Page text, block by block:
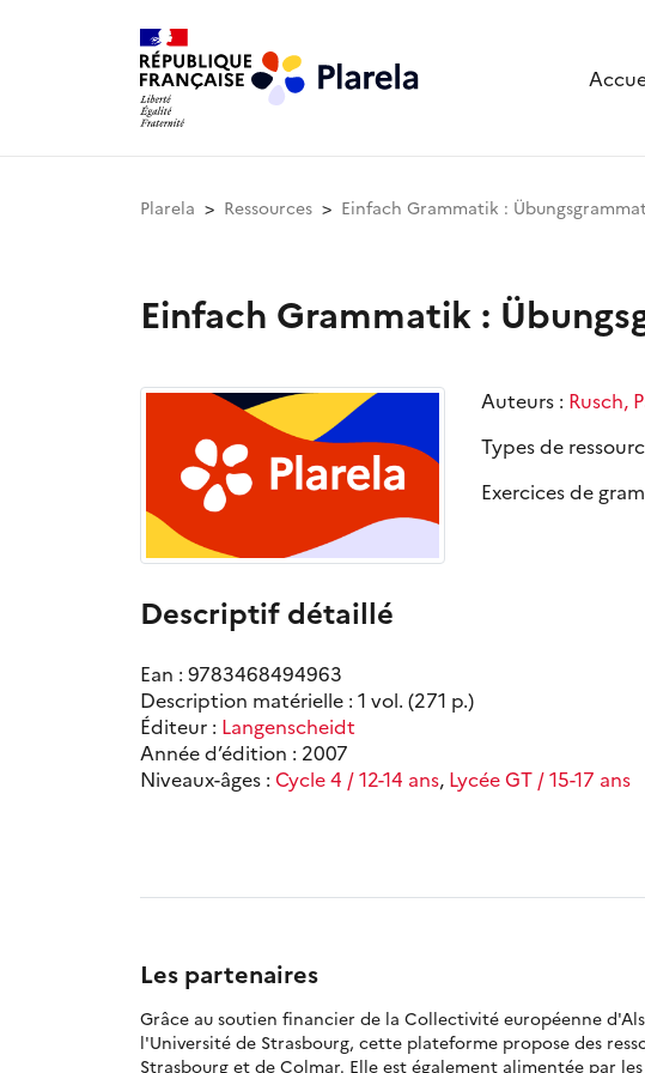
Plarela Ressources Einfach Grammatik :
Einfach Grammatik :
Auteurs : Rusch,
Types de
Exercices de
Descriptif détaillé
Ean : 9783468494963
Description matérielle : 1 vol. (271 p.)
Éditeur : Langenscheidt
Année d’édition : 2007
Niveaux-âges : Cycle 4 / 12-14 ans, Lycée GT / 15-17 ans
Les partenaires
Grâce au soutien financier de la Collectivité européenne
l'Université de Strasbourg, cette plateforme propose des
Strasbourg et de Colmar. Elle est également alimentée par